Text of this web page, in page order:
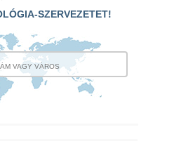
SZERVEZETET!